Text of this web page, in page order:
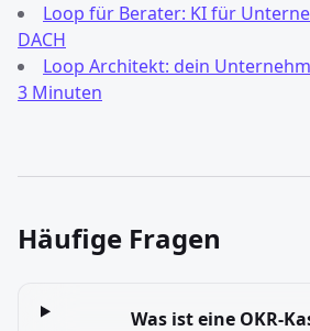
Loop für Berater: KI für
DACH
Loop Architekt: dein
3 Minuten
Häufige Fragen
Was ist eine OKR-